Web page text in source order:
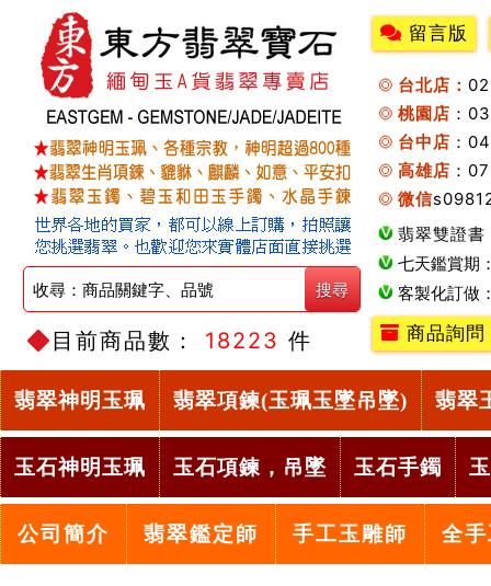
目前商品數： 18223 件
留言版
台北店：
桃園店 ：
台中店 ：
高雄店 ：
微信
翡翠雙證書
七天鑑賞期
客製化訂做
商品詢問
翡翠神明玉珮 翡翠項鍊(玉珮玉墜吊墜) 翡翠
玉石神明玉珮 玉石項鍊，吊墜 玉石手鐲
公司簡介 翡翠鑑定師 手工玉雕師 全